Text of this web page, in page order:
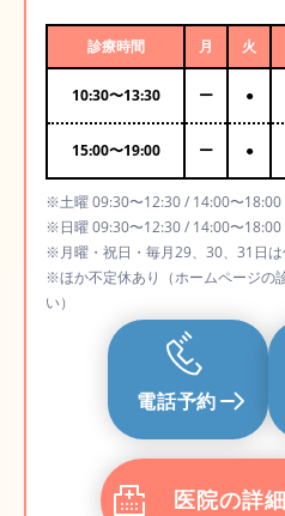
診療時間 月 火
10:30〜13:30 ー ●
15:00〜19:00 ー ●
※土曜 09:30〜12:30 / 14:00〜18:00
※日曜 09:30〜12:30 / 14:00〜18:00
※月曜・祝日・毎月29、30、31日
※ほか不定休あり（ホームページの
い）
電話予約
医院の詳